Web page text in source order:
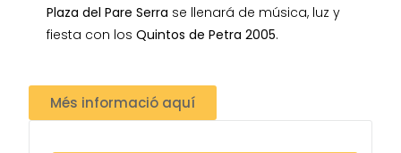
Plaza del Pare Serra se llenará de música, luz y
fiesta con losQuintos de Petra 2005.
Més informació aquí